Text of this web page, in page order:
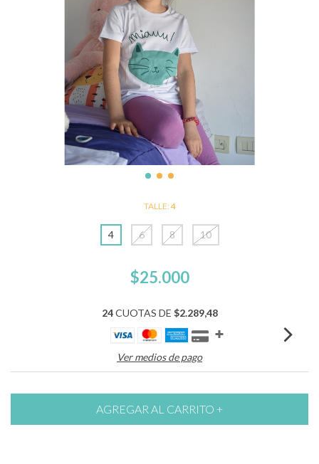
TALLE: 4
4 6 8 10
$25.000
24CUOTAS DE $2.289,48
Ver medios de pago